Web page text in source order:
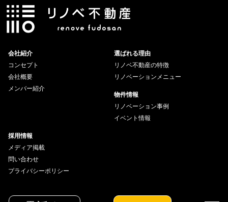
会社紹介
コンセプト
会社概要
メンバー紹介
選ばれる理由
リノベ不動産の特徴
リノベーションメニュー
物件情報
リノベーション事例
イベント情報
採用情報
メディア掲載
問い合わせ
プライバシーポリシー